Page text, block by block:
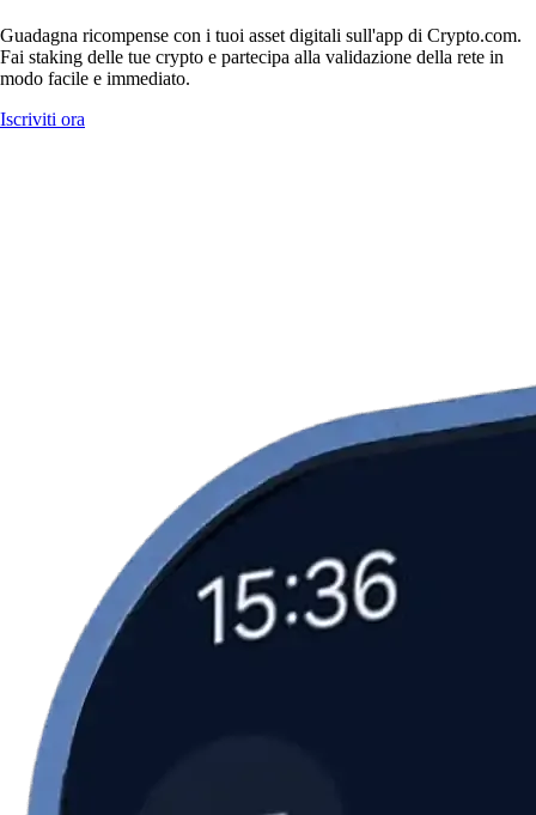
Guadagna ricompense con i tuoi asset digitali sull'app di Crypto.com.
Fai staking delle tue crypto e partecipa alla validazione della rete in
modo facile e immediato.
Iscriviti ora